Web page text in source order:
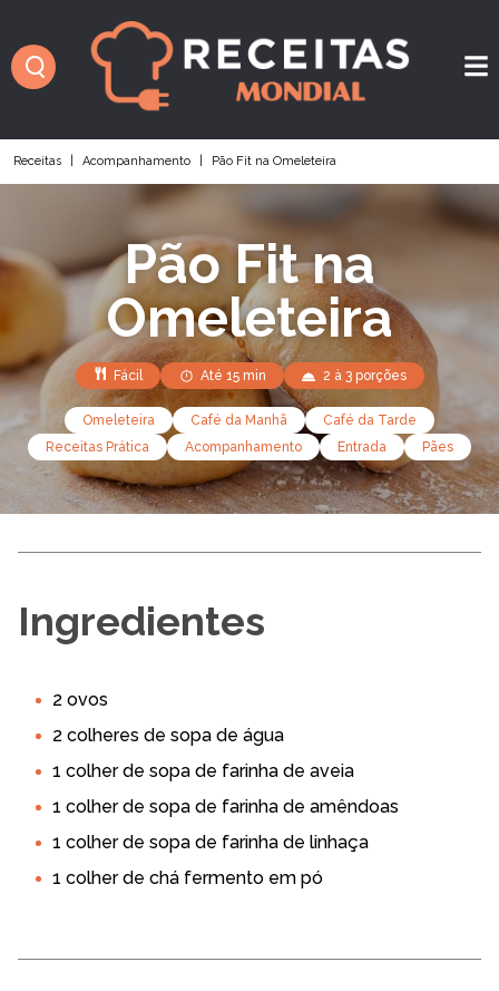
Receitas Acompanhamento Pão Fit na Omeleteira
Pão Fit na
Omeleteira
Fácil Até 15 min 2 à 3 porções
Omeleteira Café da Manhã
Café da Tarde
Receitas Prática
Acompanhamento Entrada Pães
Ingredientes
2 ovos
2 colheres de sopa de água
1 colher de sopa de farinha de aveia
1 colher de sopa de farinha de amêndoas
1 colher de sopa de farinha de linhaça
1 colher de chá fermento em pó